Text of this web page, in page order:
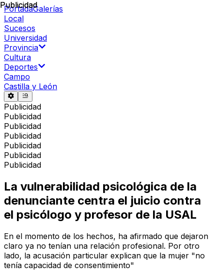
PortadaGalerías
Local
Sucesos
Universidad
Provincia
Cultura
Deportes
Campo
Castilla y León
Publicidad
Publicidad
Publicidad
Publicidad
Publicidad
Publicidad
Publicidad
Publicidad
La vulnerabilidad psicológica de la
denunciante centra el juicio contra
el psicólogo y profesor de la USAL
En el momento de los hechos, ha afirmado que dejaron
claro ya no tenían una relación profesional. Por otro
lado, la acusación particular explican que la mujer "no
tenía capacidad de consentimiento"
Publicidad